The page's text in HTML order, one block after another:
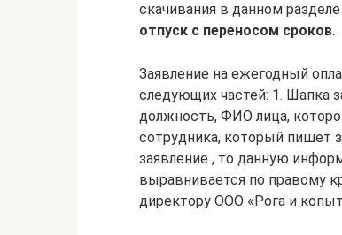
скачивания в данном
отпуск с переносом сроков.
Заявление на ежегодный
следующих частей: 1. Шапка
должность, ФИО лица,
сотрудника, который пишет
заявление , то данную
выравнивается по правому
директору ООО «Рога и